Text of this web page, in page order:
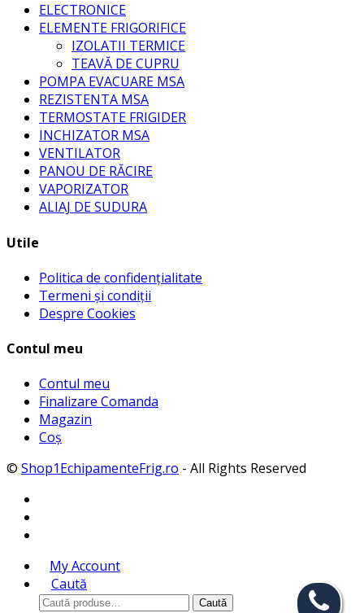
ELECTRONICE
ELEMENTE FRIGORIFICE
IZOLATII TERMICE
TEAVĂ DE CUPRU
POMPA EVACUARE MSA
REZISTENTA MSA
TERMOSTATE FRIGIDER
INCHIZATOR MSA
VENTILATOR
PANOU DE RĂCIRE
VAPORIZATOR
ALIAJ DE SUDURA
Utile
Politica de confidențialitate
Termeni și condiții
Despre Cookies
Contul meu
Contul meu
Finalizare Comanda
Magazin
Coș
© Shop1EchipamenteFrig.ro - All Rights Reserved
My Account
Caută
Caută
Caută